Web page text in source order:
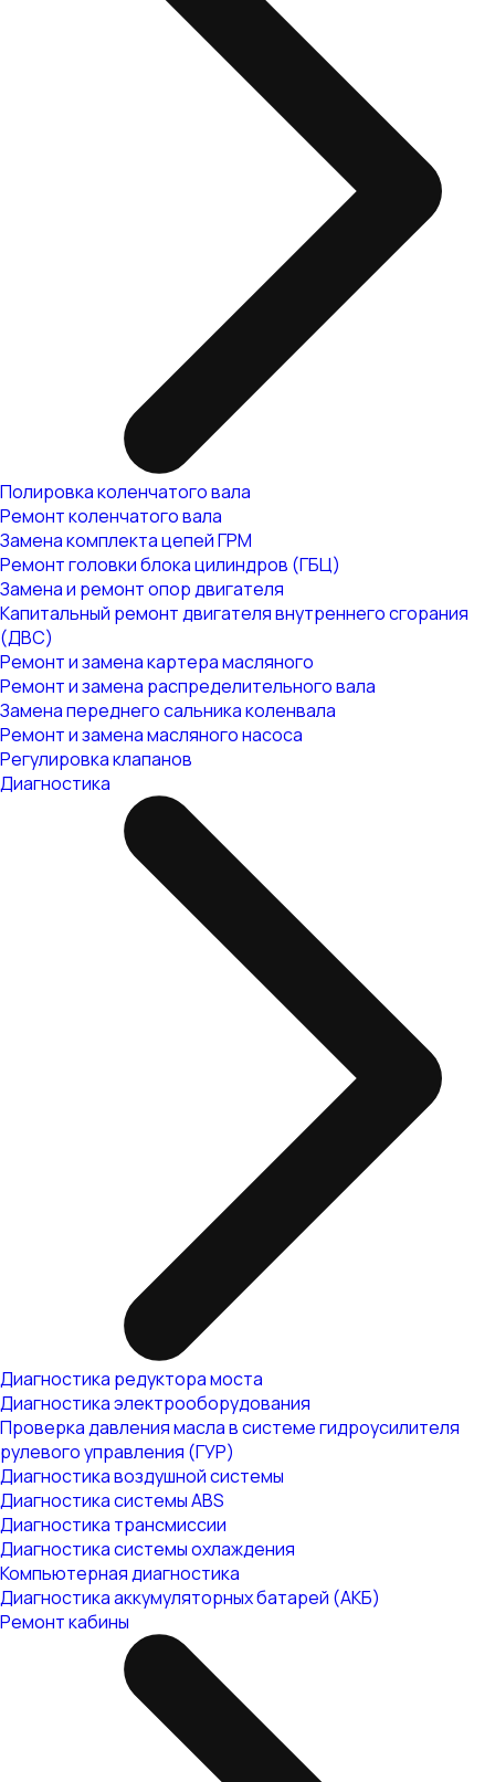
Полировка коленчатого вала
Ремонт коленчатого вала
Замена комплекта цепей ГРМ
Ремонт головки блока цилиндров (ГБЦ)
Замена и ремонт опор двигателя
Капитальный ремонт двигателя внутреннего сгорания
(ДВС)
Ремонт и замена картера масляного
Ремонт и замена распределительного вала
Замена переднего сальника коленвала
Ремонт и замена масляного насоса
Регулировка клапанов
Диагностика
Диагностика редуктора моста
Диагностика электрооборудования
Проверка давления масла в системе гидроусилителя
рулевого управления (ГУР)
Диагностика воздушной системы
Диагностика системы ABS
Диагностика трансмиссии
Диагностика системы охлаждения
Компьютерная диагностика
Диагностика аккумуляторных батарей (АКБ)
Ремонт кабины